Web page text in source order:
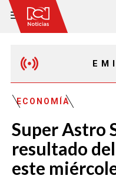
ECONOMÍA
Super Astro
resultado
este